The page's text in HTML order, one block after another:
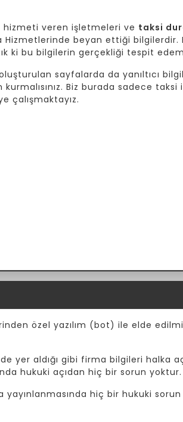
veren işletmeleri ve taksi
beyan ettiği
ki bu bilgilerin gerçekliği tespit
sayfalarda da yanıltıcı
Biz burada sadece taksi
çalışmaktayız.
özel yazılım (bot) ile elde
yer aldığı gibi firma bilgileri halka
hukuki açıdan hiç bir sorun yoktur.
hiç bir hukuki